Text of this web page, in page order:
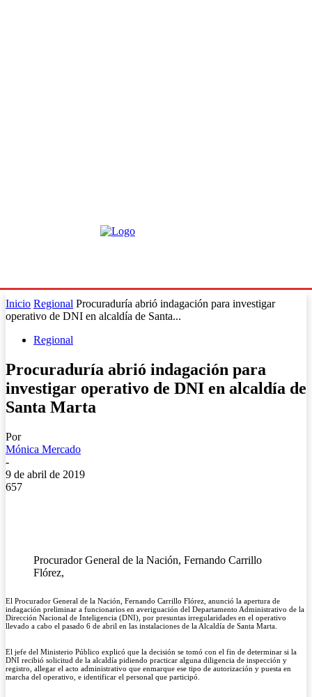
Inicio Regional Procuraduría abrió indagación para investigar
operativo de DNI en alcaldía de Santa...
Regional
Procuraduría abrió indagación para
investigar operativo de DNI en alcaldía de
Santa Marta
Por
Mónica Mercado
-
9 de abril de 2019
657
Procurador General de la Nación, Fernando Carrillo
Flórez,
El Procurador General de la Nación, Fernando Carrillo Flórez, anunció la apertura de
indagación preliminar a funcionarios en averiguación del Departamento Administrativo de la
Dirección Nacional de Inteligencia (DNI), por presuntas irregularidades en el operativo
llevado a cabo el pasado 6 de abril en las instalaciones de la Alcaldía de Santa Marta.
El jefe del Ministerio Público explicó que la decisión se tomó con el fin de determinar si la
DNI recibió solicitud de la alcaldía pidiendo practicar alguna diligencia de inspección y
registro, allegar el acto administrativo que enmarque ese tipo de autorización y puesta en
marcha del operativo, e identificar el personal que participó.